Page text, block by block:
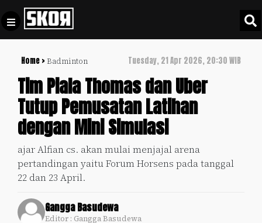
Home > Badminton Tuesday, 21 Apr 2026, 20:30 WIB
Tim Piala Thomas dan Uber
Tutup Pemusatan Latihan
dengan Mini Simulasi
ajar Alfian cs. akan mulai menjajal arena
pertandingan yaitu Forum Horsens pada tanggal
22 dan 23 April.
Gangga Basudewa
Editor : Gangga Basudewa
Football +
Culture +
Update
+
Timnas
Indonesia
SKOR
Policy
Pedoman
Pemberitaan
Media
Siber
Disclaimer
Kami